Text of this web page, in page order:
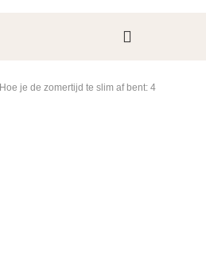
Hoe je de zomertijd te slim af bent: 4